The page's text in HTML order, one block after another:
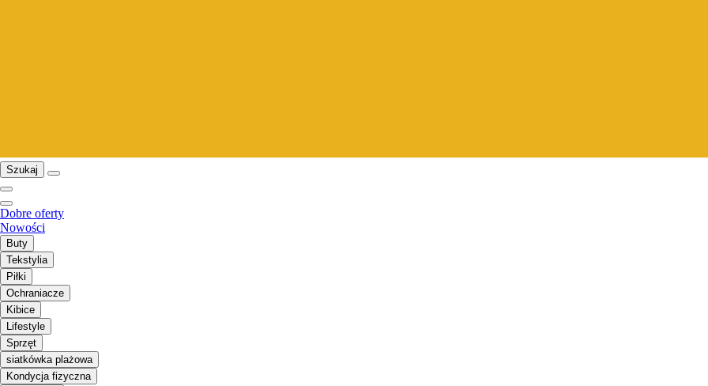
Szukaj
Dobre oferty
Nowości
Buty
Tekstylia
Piłki
Ochraniacze
Kibice
Lifestyle
Sprzęt
siatkówka plażowa
Kondycja fizyczna